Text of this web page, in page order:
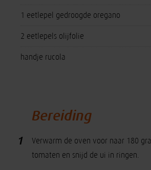
1 eetlepel gedroogde oregano
2 eetlepels olijfolie
handje rucola
Bereiding
1
Verwarm de oven voor naar 180
tomaten en snijd de ui in ringen.